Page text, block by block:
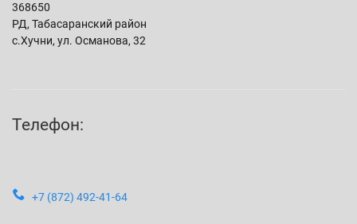
368650
РД, Табасаранский район
с.Хучни, ул. Османова, 32
Телефон:
+7 (872) 492-41-64